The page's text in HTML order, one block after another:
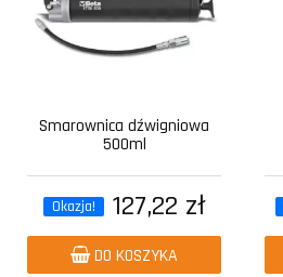
Smarownica dźwigniowa
500ml
Okazja! 127,22 zł
DO KOSZYKA